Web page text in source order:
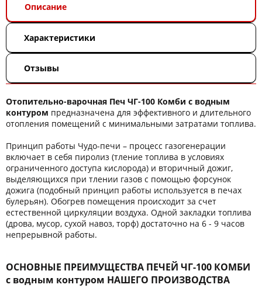
Описание
Характеристики
Отзывы
Отопительно-варочная Печ ЧГ-100 Комби с водным
контуром предназначена для эффективного и длительного
отопления помещений с минимальными затратами топлива.
Принцип работы Чудо-печи – процесс газогенерации
включает в себя пиролиз (тление топлива в условиях
ограниченного доступа кислорода) и вторичный дожиг,
выделяющихся при тлении газов с помощью форсунок
дожига (подобный принцип работы используется в печах
булерьян). Обогрев помещения происходит за счет
естественной циркуляции воздуха. Одной закладки топлива
(дрова, мусор, сухой навоз, торф) достаточно на 6 - 9 часов
непрерывной работы.
ОСНОВНЫЕ ПРЕИМУЩЕСТВА ПЕЧЕЙ ЧГ-100 КОМБИ
с водным контуром НАШЕГО ПРОИЗВОДСТВА